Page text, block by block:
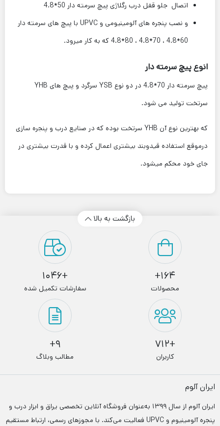
اتصال جلو قفل درب رگلاژی پیچ سرمته دار 50*4.8
و نصب پنجره های آلومینیومی و UPVC با پیچ های سرمته دار
60*4.8 ، 70*4.8 ، 80*4.8 که به کار میرود.
انوع پیچ سرمته دار
پیچ سرمته دار 70*4.8 در دو نوع YSB سرگرد و پیچ های YHB
سرتخت تولید می شود.
که بهترین نوع آن YHB سرتخت بوده که در صنایع درب و پنجره سازی
درموقع استفاده قیدوبند بیشتری اعمال کرده و با قدرت بیشتری در
جای خود محکم میشود.
بازگشت به بالا
164+
محصولات
+1046
سفارشات تکمیل شده
+712
کاربران
9+
مطالب وبلاگ
ایران آلوم
ایران آلوم از سال ۱۳۹۹ به‌عنوان فروشگاه آنلاین تخصصی یراق و ابزار درب‌ و
پنجره آلومینیوم و UPVC فعالیت می‌کند. با مجوزهای رسمی، ارتباط مستقیم